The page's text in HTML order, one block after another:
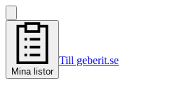
Mina listor
Till geberit.se